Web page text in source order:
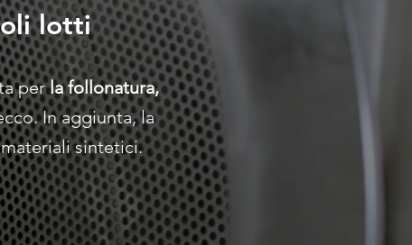
lotti
perla follonatura,
In aggiunta, la
sintetici.